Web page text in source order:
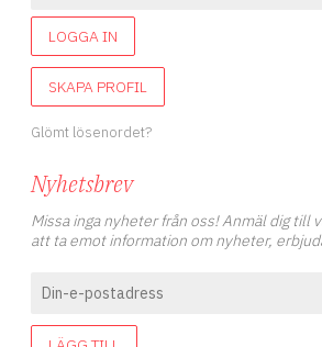
LOGGA IN
SKAPA PROFIL
Glömt lösenordet?
Nyhetsbrev
Missa inga nyheter från oss! Anmäl dig till
att ta emot information om nyheter,